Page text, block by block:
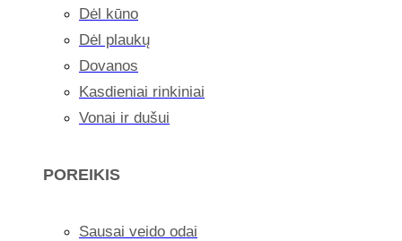
Dėl kūno
Dėl plaukų
Dovanos
Kasdieniai rinkiniai
Vonai ir dušui
POREIKIS
Sausai veido odai